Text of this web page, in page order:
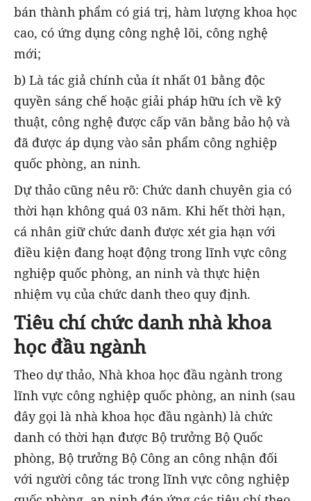
bán thành phẩm có giá trị, hàm lượng khoa học
cao, có ứng dụng công nghệ lõi, công nghệ
mới;
b) Là tác giả chính của ít nhất 01 bằng độc
quyền sáng chế hoặc giải pháp hữu ích về kỹ
thuật, công nghệ được cấp văn bằng bảo hộ và
đã được áp dụng vào sản phẩm công nghiệp
quốc phòng, an ninh.
Dự thảo cũng nêu rõ: Chức danh chuyên gia có
thời hạn không quá 03 năm. Khi hết thời hạn,
cá nhân giữ chức danh được xét gia hạn với
điều kiện đang hoạt động trong lĩnh vực công
nghiệp quốc phòng, an ninh và thực hiện
nhiệm vụ của chức danh theo quy định.
Tiêu chí chức danh nhà khoa
học đầu ngành
Theo dự thảo, Nhà khoa học đầu ngành trong
lĩnh vực công nghiệp quốc phòng, an ninh (sau
đây gọi là nhà khoa học đầu ngành) là chức
danh có thời hạn được Bộ trưởng Bộ Quốc
phòng, Bộ trưởng Bộ Công an công nhận đối
với người công tác trong lĩnh vực công nghiệp